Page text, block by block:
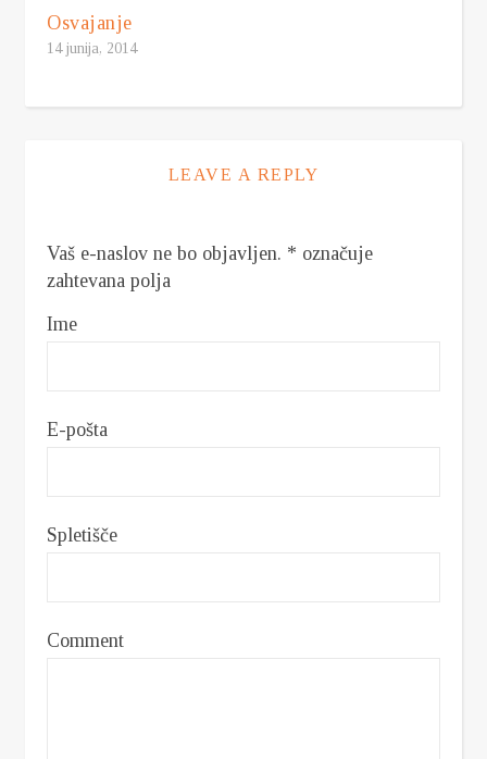
Osvajanje
14 junija, 2014
LEAVE A REPLY
Vaš e-naslov ne bo objavljen. * označuje
zahtevana polja
Ime
E-pošta
Spletišče
Comment